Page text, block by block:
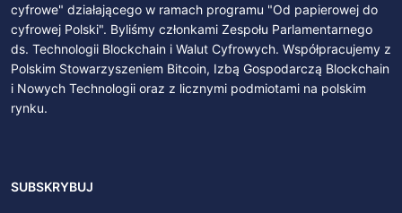
cyfrowe" działającego w ramach programu "Od papierowej do
cyfrowej Polski". Byliśmy członkami Zespołu Parlamentarnego
ds. Technologii Blockchain i Walut Cyfrowych. Współpracujemy z
Polskim Stowarzyszeniem Bitcoin, Izbą Gospodarczą Blockchain
i Nowych Technologii oraz z licznymi podmiotami na polskim
rynku.
SUBSKRYBUJ